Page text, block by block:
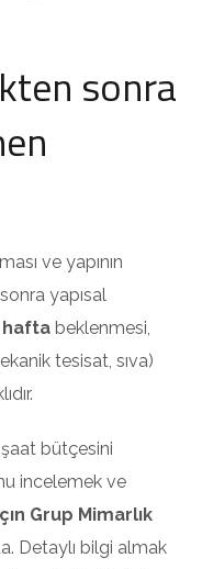
sonra
ve yapının
yapısal
hafta beklenmesi,
tesisat, sıva)
bütçesini
incelemek ve
Grup Mimarlık
Detaylı bilgi almak